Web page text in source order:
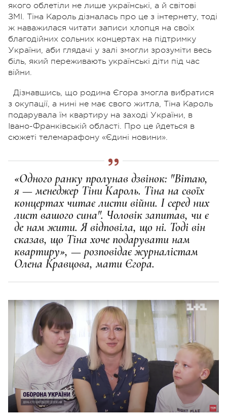
якого облетіли не лише українські, а й світові
ЗМІ. Тіна Кароль дізналась про це з інтернету, тоді
ж наважилася читати записи хлопця на своїх
благодійних сольних концертах на підтримку
України, аби глядачі у залі змогли зрозуміти весь
біль, який переживають українські діти під час
війни.
Дізнавшись, що родина Єгора змогла вибратися
з окупації, а нині не має свого житла, Тіна Кароль
подарувала їм квартиру на заході України, в
Івано-Франківській області. Про це йдеться в
сюжеті телемарафону «Єдині новини».
«Одного ранку пролунав дзвінок: "Вітаю,
я — менеджер Тіни Кароль. Тіна на своїх
концертах читає листи війни. І серед них
лист вашого сина". Чоловік запитав, чи є
де нам жити. Я відповіла, що ні. Тоді він
сказав, що Тіна хоче подарувати нам
квартиру», — розповідає журналістам
Олена Кравцова, мати Єгора.